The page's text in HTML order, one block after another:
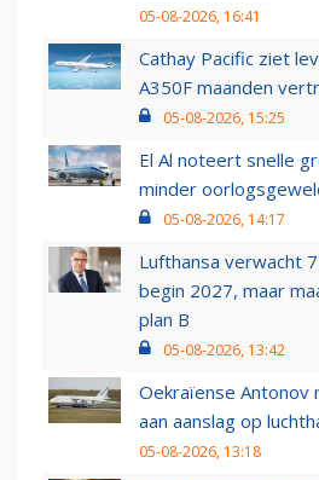
05-08-2026, 16:41
Cathay Pacific ziet
A350F maanden
05-08-2026, 15:25
El Al noteert snelle
minder
05-08-2026, 14:17
Lufthansa verwacht
begin 2027, maar
plan B
05-08-2026, 13:42
Oekraïense Antonov
aan aanslag op
05-08-2026, 13:18